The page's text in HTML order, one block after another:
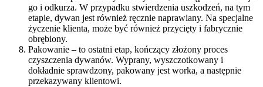
go i odkurza. W przypadku stwierdzenia uszkodzeń, na tym
etapie, dywan jest również ręcznie naprawiany. Na specjalne
życzenie klienta, może być również przycięty i fabrycznie
obrębiony.
Pakowanie – to ostatni etap, kończący złożony proces
czyszczenia dywanów. Wyprany, wyszczotkowany i
dokładnie sprawdzony, pakowany jest worka, a następnie
przekazywany klientowi.